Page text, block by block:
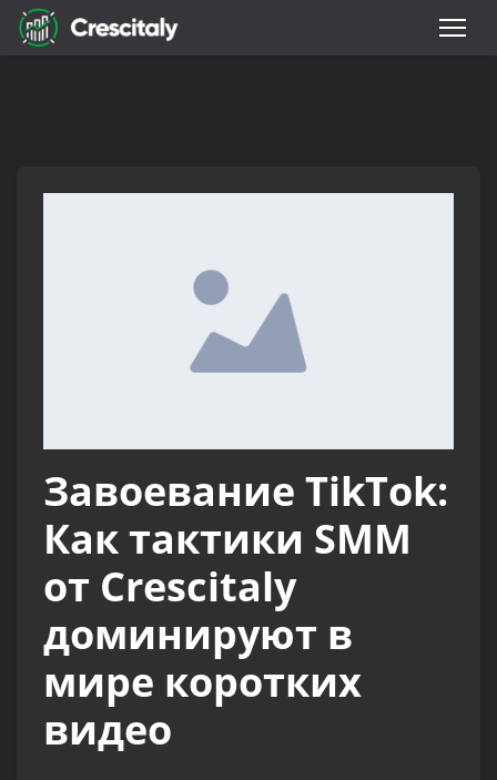
Завоевание TikTok:
Как тактики SMM
от Crescitaly
доминируют в
мире коротких
видео